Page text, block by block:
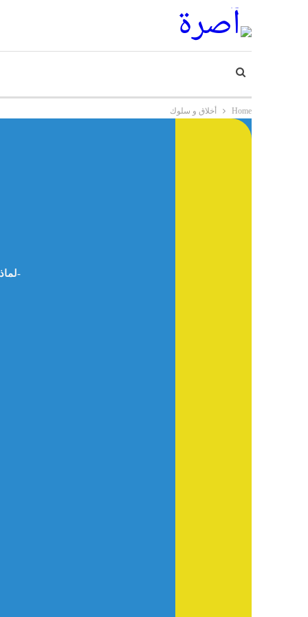
Home أخلاق و سلوك
لماذا تفشل أغلب محاولات التغيير داخل الأسرة؟ وكيف نحولها إلى نقطة انطلاق حقيقية – د.صالح بن محمد خير الكعود -سوريا-